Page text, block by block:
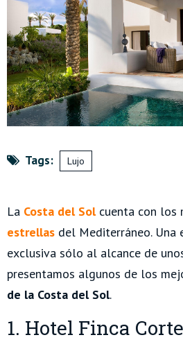
Tags: Lujo
La Costa del Sol cuenta con los
estrellas del Mediterráneo. Una
exclusiva sólo al alcance de
presentamos algunos de los
de la Costa del Sol.
1. Hotel Finca